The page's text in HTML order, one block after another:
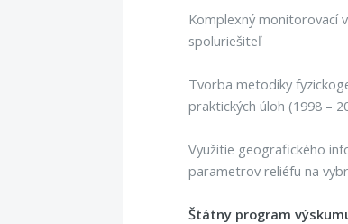
Komplexný monitorovací
spoluriešiteľ
Tvorba metodiky
praktických úloh (1998 –
Využitie geografického
parametrov reliéfu na
Štátny program